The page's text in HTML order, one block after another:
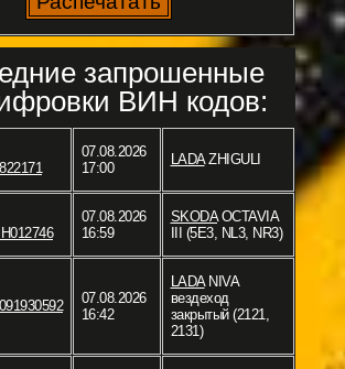
запрошенные
ВИН кодов:
07.08.2026
17:00
LADAZHIGULI
07.08.2026
16:59
SKODAOCTAVIA
III (5E3, NL3, NR3)
07.08.2026
16:42
LADANIVA
вездеход
закрытый (2121,
2131)